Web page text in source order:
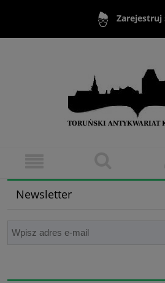
Zarejestruj
Newsletter